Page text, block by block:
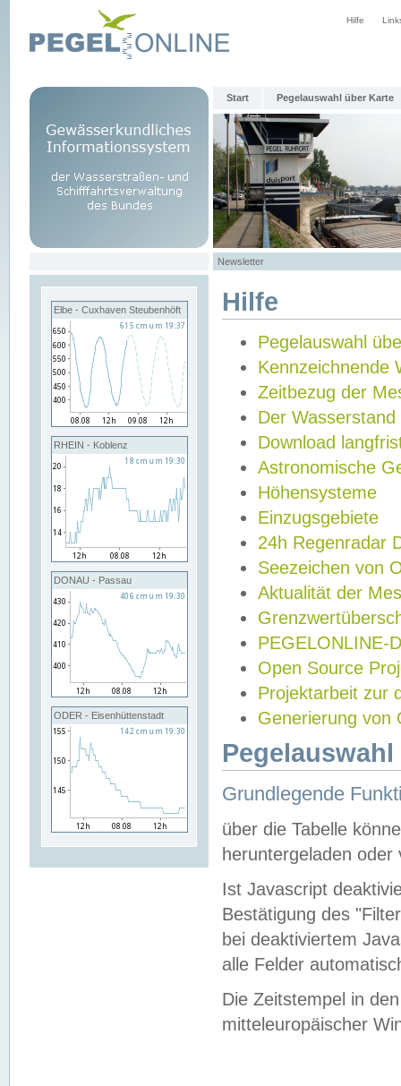
Hilfe
Start Pegelauswahl über Karte
Newsletter
Elbe - Cuxhaven Steubenhöft
RHEIN - Koblenz
DONAU - Passau
ODER - Eisenhüttenstadt
Hilfe
Pegelauswahl
Kennzeichnende
Zeitbezug der
Der Wasserstand
Download
Astronomische
Höhensysteme
Einzugsgebiete
24h Regenradar
Seezeichen von
Aktualität der
PEGELONLINE-
Open Source
Projektarbeit zur
Generierung von
Grundlegende
über die Tabelle
heruntergeladen oder
Ist Javascript
Bestätigung des
bei deaktiviertem
alle Felder
Die Zeitstempel in
mitteleuropäischer